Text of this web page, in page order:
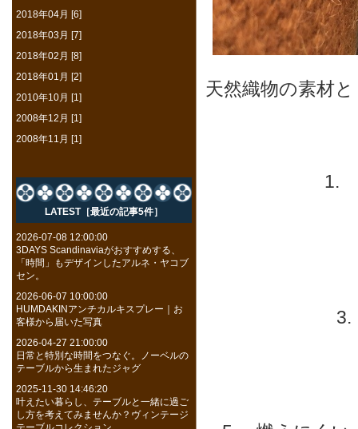
天然織物の素材
1.
3.
2018年04月 [6]
2018年03月 [7]
2018年02月 [8]
2018年01月 [2]
2010年10月 [1]
2008年12月 [1]
2008年11月 [1]
LATEST［最近の記事5件］
2026-07-08 12:00:00
3DAYS Scandinaviaがおすすめする、
「時間」もデザインしたアルネ・ヤコブ
セン。
2026-06-07 10:00:00
HUMDAKINアンチカルキスプレー｜お
客様から届いた写真
2026-04-27 21:00:00
日常と特別な時間をつなぐ。ノーベルの
テーブルから生まれたジャグ
2025-11-30 14:46:20
叶えたい暮らし、テーブルと一緒に過ご
し方を考えてみませんか？ヴィンテージ